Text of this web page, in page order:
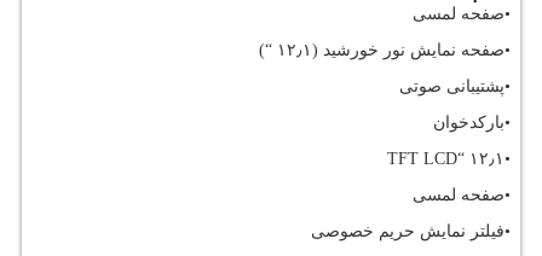
•صفحه لمسی
•صفحه نمایش نور خورشید (۱۲٫۱ “)
•پشتیبانی صوتی
•بارکدخوان
•۱۲٫۱ “
TFT LCD
•صفحه لمسی
•فیلتر نمایش حریم خصوصی